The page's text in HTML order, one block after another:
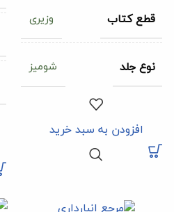
قطع کتاب وزیری
نوع جلد شومیز
افزودن به سبد خرید